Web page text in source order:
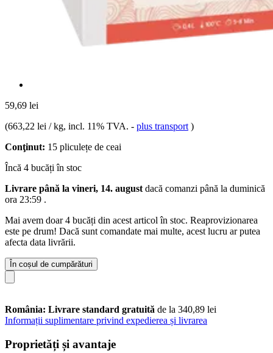
59,69 lei
(663,22 lei / kg, incl. 11% TVA. - plus transport )
Conţinut: 15 pliculețe de ceai
Încă 4 bucăți în stoc
Livrare până la vineri, 14. august dacă comanzi până la duminică
ora 23:59 .
Mai avem doar 4 bucăți din acest articol în stoc. Reaprovizionarea
este pe drum! Dacă sunt comandate mai multe, acest lucru ar putea
afecta data livrării.
În coșul de cumpărături
România: Livrare standard gratuită de la 340,89 lei
Informații suplimentare privind expedierea și livrarea
Proprietăți și avantaje